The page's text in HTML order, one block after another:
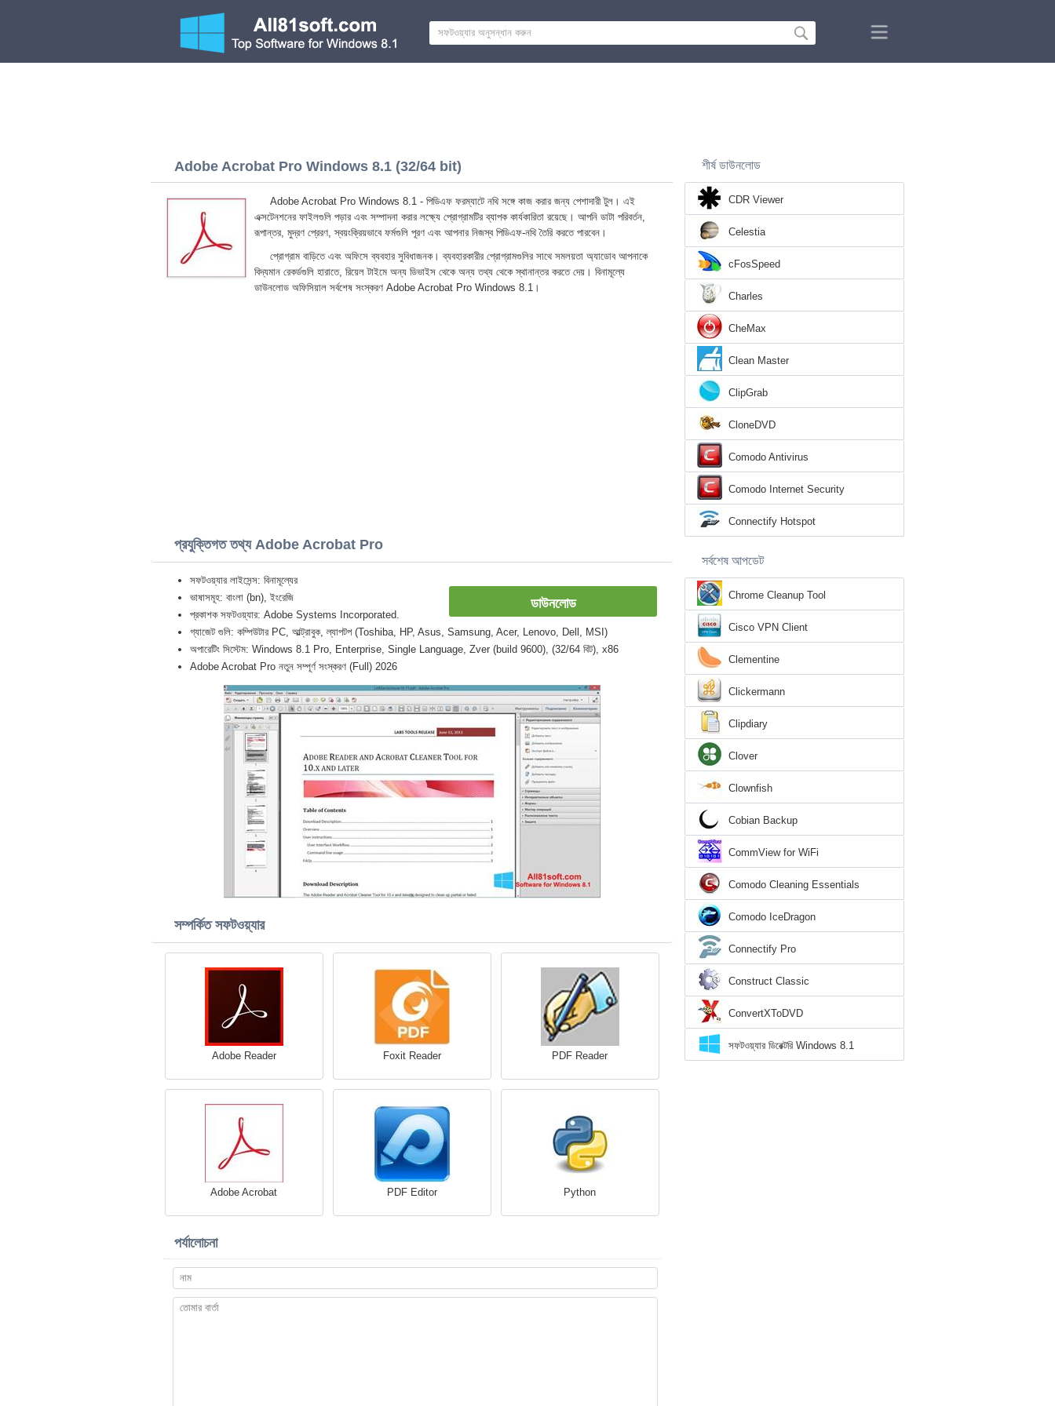
Adobe Acrobat Pro Windows 8.1 (32/64 bit)
Adobe Acrobat Pro Windows 8.1 - পিডিএফ ফরম্যাটে নথি সঙ্গে কাজ করার জন্য পেশাদারী টুল। এই
এক্সটেনশনের ফাইলগুলি পড়ার এবং সম্পাদনা করার লক্ষ্যে প্রোগ্রামটির ব্যাপক কার্যকারিতা রয়েছে। আপনি ডাটা পরিবর্তন,
রূপান্তর, মুদ্রণ প্রেরণ, স্বয়ংক্রিয়ভাবে ফর্মগুলি পূরণ এবং আপনার নিজস্ব পিডিএফ-নথি তৈরি করতে পারবেন।
প্রোগ্রাম বাড়িতে এবং অফিসে ব্যবহার সুবিধাজনক। ব্যবহারকারীর প্রোগ্রামগুলির সাথে সমলয়তা অ্যাডোব আপনাকে
বিদ্যমান রেকর্ডগুলি হারাতে, রিয়েল টাইমে অন্য ডিভাইস থেকে অন্য তথ্য থেকে স্থানান্তর করতে দেয়। বিনামূল্যে
ডাউনলোড অফিসিয়াল সর্বশেষ সংস্করণ Adobe Acrobat Pro Windows 8.1।
প্রযুক্তিগত তথ্য Adobe Acrobat Pro
ডাউনলোড
সফটওয়্যার লাইসেন্স: বিনামূল্যের
ভাষাসমূহ: বাংলা (bn), ইংরেজি
প্রকাশক সফটওয়্যার: Adobe Systems Incorporated.
গ্যাজেট গুলি: কম্পিউটার PC, আল্ট্রাবুক, ল্যাপটপ (Toshiba, HP, Asus, Samsung, Acer, Lenovo, Dell, MSI)
অপারেটিং সিস্টেম: Windows 8.1 Pro, Enterprise, Single Language, Zver (build 9600), (32/64 বিট), x86
Adobe Acrobat Pro নতুন সম্পূর্ণ সংস্করণ (Full) 2026
সম্পর্কিত সফটওয়্যার
Adobe Reader Foxit Reader PDF Reader
Adobe Acrobat PDF Editor Python
পর্যালোচনা
শীর্ষ ডাউনলোড
CDR Viewer
Celestia
cFosSpeed
Charles
CheMax
Clean Master
ClipGrab
CloneDVD
Comodo Antivirus
Comodo Internet Security
Connectify Hotspot
সর্বশেষ আপডেট
Chrome Cleanup Tool
Cisco VPN Client
Clementine
Clickermann
Clipdiary
Clover
Clownfish
Cobian Backup
CommView for WiFi
Comodo Cleaning Essentials
Comodo IceDragon
Connectify Pro
Construct Classic
ConvertXToDVD
সফটওয়্যার ডিরেক্টরি Windows 8.1